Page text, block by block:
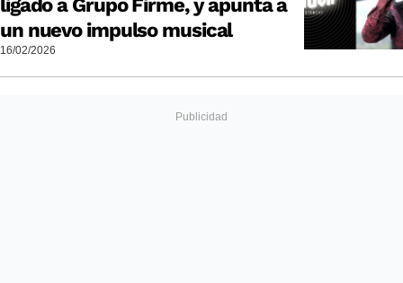
un nuevo impulso musical
16/02/2026